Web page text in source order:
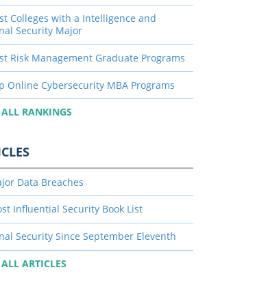
Colleges with a Intelligence and
Security Major
Risk Management Graduate Programs
Online Cybersecurity MBA Programs
RANKINGS
Data Breaches
Influential Security Book List
Security Since September Eleventh
ARTICLES